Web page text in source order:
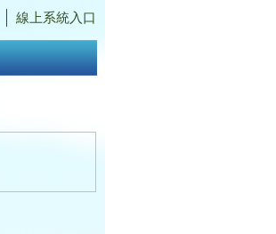
線上系統入口